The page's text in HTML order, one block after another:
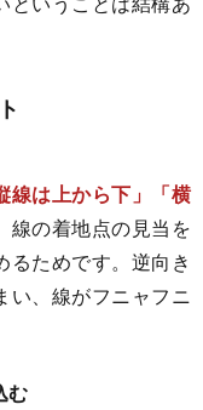
線は上から下」「横
線の着地点の見当を
るためです。逆向き
い、線がフニャフニ
む